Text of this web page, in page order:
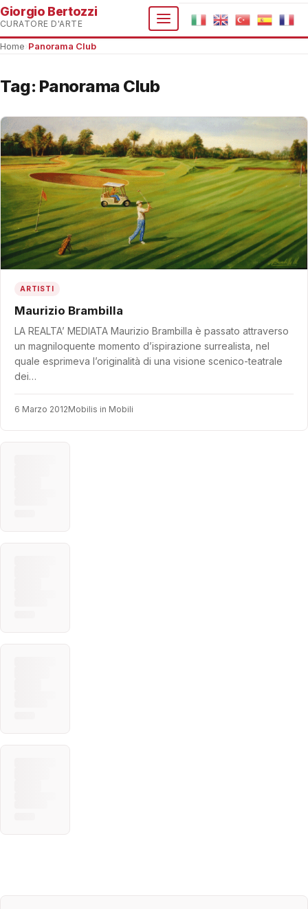
Giorgio Bertozzi
CURATORE D'ARTE
Home Panorama Club
Tag: Panorama Club
ARTISTI
Maurizio Brambilla
LA REALTA’ MEDIATA Maurizio Brambilla è passato attraverso
un magniloquente momento d’ispirazione surrealista, nel
quale esprimeva l’originalità di una visione scenico-teatrale
dei…
6 Marzo 2012Mobilis in Mobili